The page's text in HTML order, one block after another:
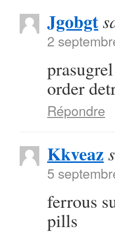
Jgobgt
2
order
Répondre
Kkveaz
5
ferrous
pills